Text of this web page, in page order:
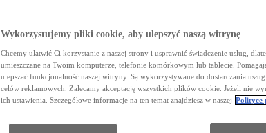
Wykorzystujemy pliki cookie, aby ulepszyć naszą witrynę
Chcemy ułatwić Ci korzystanie z naszej strony i usprawnić świadczenie usług,
umieszczane na Twoim komputerze, telefonie komórkowym lub tablecie.
ulepszać funkcjonalność naszej witryny. Są wykorzystywane do dostarczania
celów reklamowych. Zalecamy akceptację wszystkich plików cookie. Jeżeli nie
ich ustawienia. Szczegółowe informacje na ten temat znajdziesz w naszej Polityce